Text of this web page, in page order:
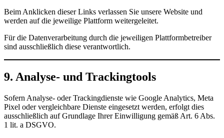
Beim Anklicken dieser Links verlassen Sie unsere Website und
werden auf die jeweilige Plattform weitergeleitet.
Für die Datenverarbeitung durch die jeweiligen Plattformbetreiber
sind ausschließlich diese verantwortlich.
9. Analyse- und Trackingtools
Sofern Analyse- oder Trackingdienste wie Google Analytics, Meta
Pixel oder vergleichbare Dienste eingesetzt werden, erfolgt dies
ausschließlich auf Grundlage Ihrer Einwilligung gemäß Art. 6 Abs.
1 lit. a DSGVO.